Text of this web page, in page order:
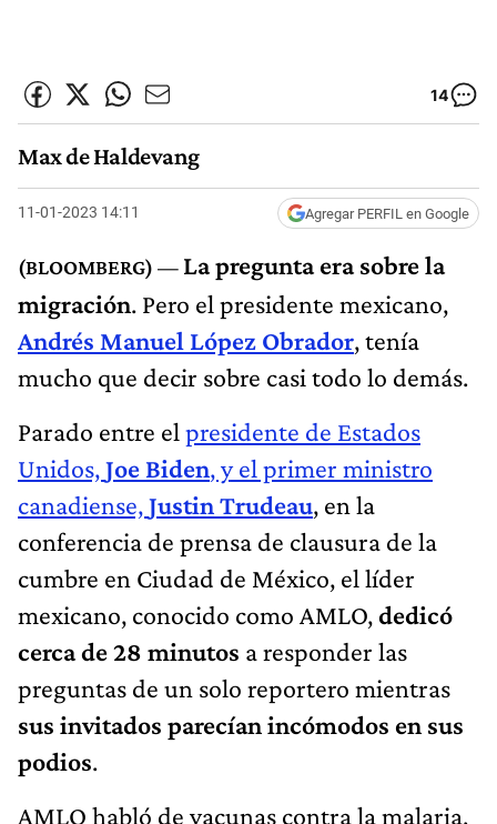
14
Max de Haldevang
11-01-2023 14:11 Agregar PERFIL en Google
La pregunta era sobre la
migración. Pero el presidente mexicano,
Andrés Manuel López Obrador, tenía
mucho que decir sobre casi todo lo demás.
Parado entre el presidente de Estados
Unidos,Joe Biden, y el primer ministro
canadiense,Justin Trudeau, en la
conferencia de prensa de clausura de la
cumbre en Ciudad de México, el líder
mexicano, conocido como AMLO,dedicó
cerca de 28 minutos a responder las
preguntas de un solo reportero mientras
sus invitados parecían incómodos en sus
podios.
AMLO habló de vacunas contra la malaria,